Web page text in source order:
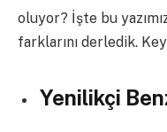
oluyor? İşte bu
farklarını derledik.
Yenilikçi